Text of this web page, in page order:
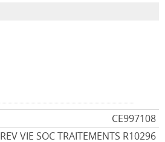
CE997108
REV VIE SOC TRAITEMENTS R10296